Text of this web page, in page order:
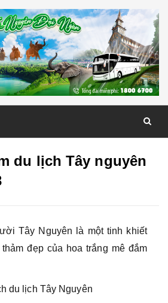
du lịch Tây nguyên
Tây Nguyên là một tinh khiết
đẹp của hoa trắng mê đắm
du lịch Tây Nguyên